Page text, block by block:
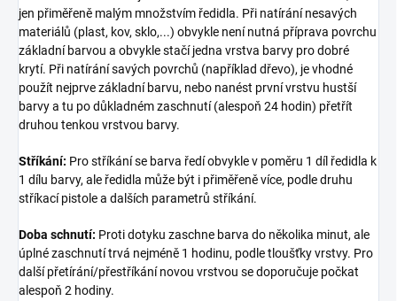
jen přiměřeně malým množstvím ředidla. Při natírání nesavých
materiálů (plast, kov, sklo,...) obvykle není nutná příprava povrchu
základní barvou a obvykle stačí jedna vrstva barvy pro dobré
krytí. Při natírání savých povrchů (například dřevo), je vhodné
použít nejprve základní barvu, nebo nanést první vrstvu hustší
barvy a tu po důkladném zaschnutí (alespoň 24 hodin) přetřít
druhou tenkou vrstvou barvy.
Stříkání: Pro stříkání se barva ředí obvykle v poměru 1 díl ředidla k
1 dílu barvy, ale ředidla může být i přiměřeně více, podle druhu
stříkací pistole a dalších parametrů stříkání.
Doba schnutí: Proti dotyku zaschne barva do několika minut, ale
úplné zaschnutí trvá nejméně 1 hodinu, podle tloušťky vrstvy. Pro
další přetírání/přestříkání novou vrstvou se doporučuje počkat
alespoň 2 hodiny.